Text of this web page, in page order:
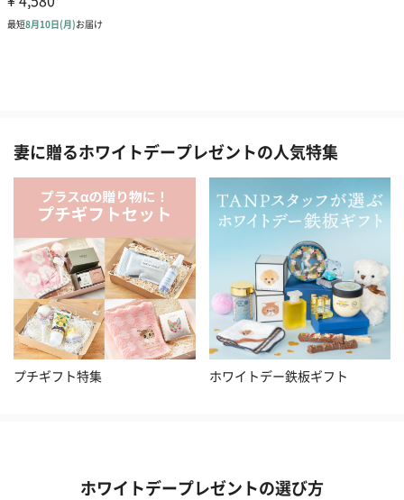
妻に贈るホワイトデープレゼントの人気特集
プチギフト特集 ホワイトデー鉄板ギフト
ホワイトデープレゼントの選び方